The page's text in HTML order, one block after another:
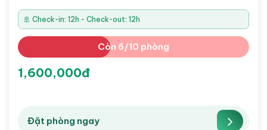
🚢 Check-in: 12h - Check-out: 12h
Còn 6/10 phòng
1,600,000đ
Đặt phòng ngay